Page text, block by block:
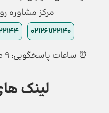
مرکز مشاوره
02126722140
⏰ ساعات پاسخگویی: ۹ صبح تا ۲۱ - حتی ایام تعطیل
لینک